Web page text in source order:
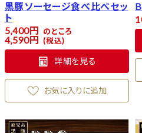
黒豚ソーセージ食べ比べセッ
ト
5,400 のところ
4,590 税込
詳細を見る
お気に入りに追加